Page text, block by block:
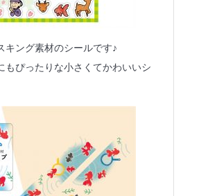
キング素材のシールです♪
もぴったりな小さくてかわいいシ